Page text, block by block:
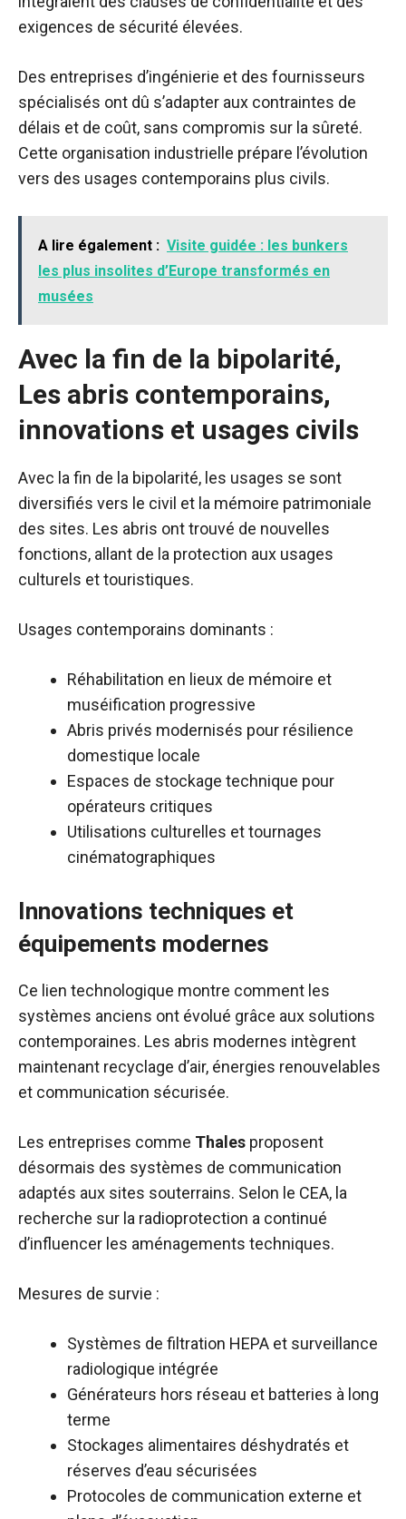
exigences de sécurité élevées.
Des entreprises d’ingénierie et des fournisseurs
spécialisés ont dû s’adapter aux contraintes de
délais et de coût, sans compromis sur la sûreté.
Cette organisation industrielle prépare l’évolution
vers des usages contemporains plus civils.
A lire également : Visite guidée : les bunkers
les plus insolites d’Europe transformés en
musées
Avec la fin de la bipolarité,
Les abris contemporains,
innovations et usages civils
Avec la fin de la bipolarité, les usages se sont
diversifiés vers le civil et la mémoire patrimoniale
des sites. Les abris ont trouvé de nouvelles
fonctions, allant de la protection aux usages
culturels et touristiques.
Usages contemporains dominants :
Réhabilitation en lieux de mémoire et
muséification progressive
Abris privés modernisés pour résilience
domestique locale
Espaces de stockage technique pour
opérateurs critiques
Utilisations culturelles et tournages
cinématographiques
Innovations techniques et
équipements modernes
Ce lien technologique montre comment les
systèmes anciens ont évolué grâce aux solutions
contemporaines. Les abris modernes intègrent
maintenant recyclage d’air, énergies renouvelables
et communication sécurisée.
Les entreprises comme Thales proposent
désormais des systèmes de communication
adaptés aux sites souterrains. Selon le CEA, la
recherche sur la radioprotection a continué
d’influencer les aménagements techniques.
Mesures de survie :
Systèmes de filtration HEPA et surveillance
radiologique intégrée
Générateurs hors réseau et batteries à long
terme
Stockages alimentaires déshydratés et
réserves d’eau sécurisées
Protocoles de communication externe et